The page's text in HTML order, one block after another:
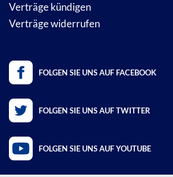
Verträge kündigen
Verträge widerrufen
FOLGEN SIE UNS AUF FACEBOOK
FOLGEN SIE UNS AUF TWITTER
FOLGEN SIE UNS AUF YOUTUBE